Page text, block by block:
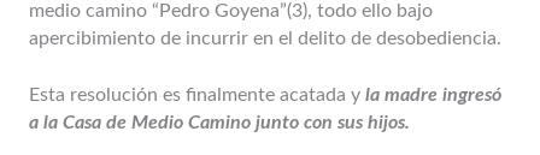
medio camino “Pedro Goyena”(3), todo ello bajo
apercibimiento de incurrir en el delito de desobediencia.
Esta resolución es finalmente acatada y la madre ingresó
a la Casa de Medio Camino junto con sus hijos.